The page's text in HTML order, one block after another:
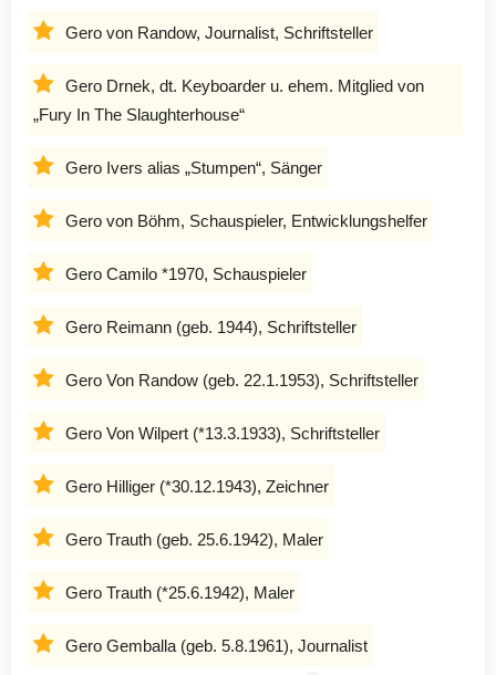
Gero von Randow, Journalist, Schriftsteller
Gero Drnek, dt. Keyboarder u. ehem. Mitglied von
„Fury In The Slaughterhouse“
Gero Ivers alias „Stumpen“, Sänger
Gero von Böhm, Schauspieler, Entwicklungshelfer
Gero Camilo *1970, Schauspieler
Gero Reimann (geb. 1944), Schriftsteller
Gero Von Randow (geb. 22.1.1953), Schriftsteller
Gero Von Wilpert (*13.3.1933), Schriftsteller
Gero Hilliger (*30.12.1943), Zeichner
Gero Trauth (geb. 25.6.1942), Maler
Gero Trauth (*25.6.1942), Maler
Gero Gemballa (geb. 5.8.1961), Journalist